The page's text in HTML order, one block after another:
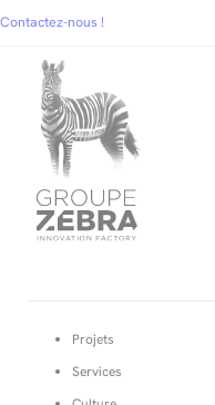
Contactez-nous !
Projets
Services